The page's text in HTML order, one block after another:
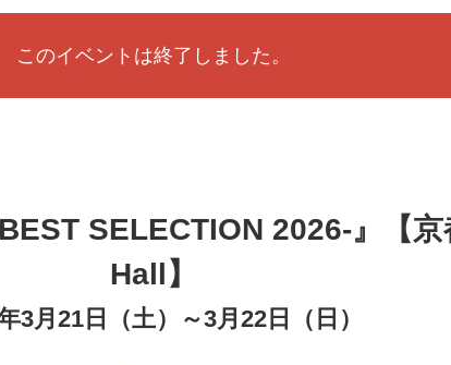
このイベントは終了しました。
SELECTION 2026-』【
Hall】
3月21日（土）～3月22日（日）